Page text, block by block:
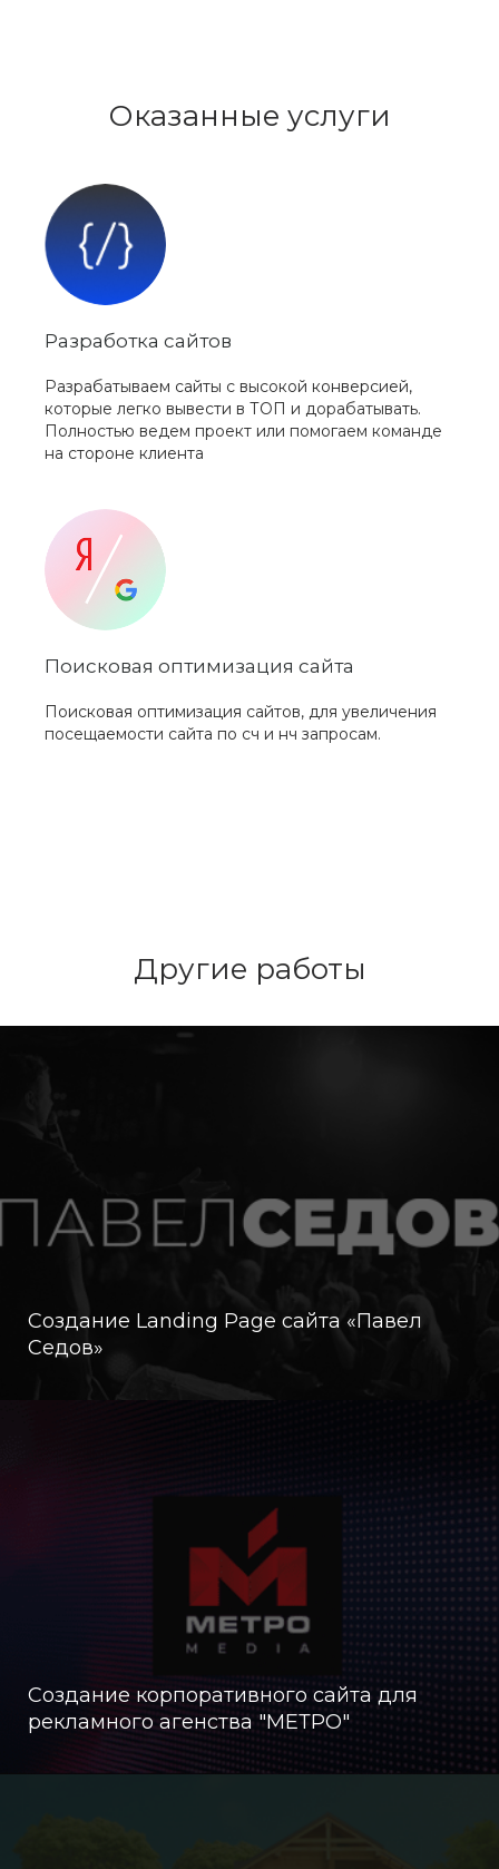
Оказанные услуги
Разработка сайтов
Разрабатываем сайты с высокой конверсией,
которые легко вывести в ТОП и дорабатывать.
Полностью ведем проект или помогаем команде
на стороне клиента
Поисковая оптимизация сайта
Поисковая оптимизация сайтов, для увеличения
посещаемости сайта по сч и нч запросам.
Другие работы
Создание Landing Page сайта «Павел
Седов»
Создание корпоративного сайта для
рекламного агенства "МЕТРО"